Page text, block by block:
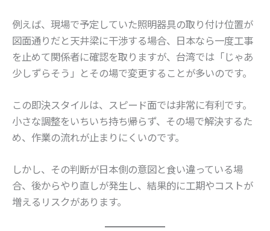
例えば、現場で予定していた照明器具の取り付け位置が
図面通りだと天井梁に干渉する場合、日本なら一度工事
を止めて関係者に確認を取りますが、台湾では「じゃあ
少しずらそう」とその場で変更することが多いのです。
この即決スタイルは、スピード面では非常に有利です。
小さな調整をいちいち持ち帰らず、その場で解決するた
め、作業の流れが止まりにくいのです。
しかし、その判断が日本側の意図と食い違っている場
合、後からやり直しが発生し、結果的に工期やコストが
増えるリスクがあります。